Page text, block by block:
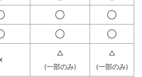
◯ ◯
◯ ◯
△
(一部のみ)
△
(一部のみ)